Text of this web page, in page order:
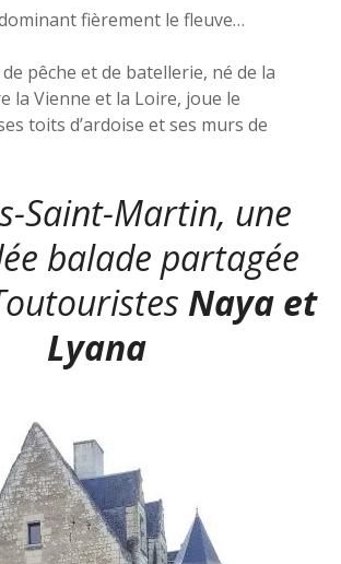
fièrement le fleuve…
pêche et de batellerie, né de la
la Vienne et la Loire, joue le
toits d’ardoise et ses murs de
Saint-Martin, une
balade partagée
Naya et
Lyana